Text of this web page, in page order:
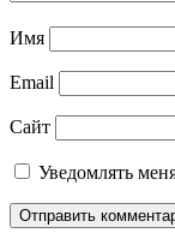
Имя
Email
Сайт
Уведомлять